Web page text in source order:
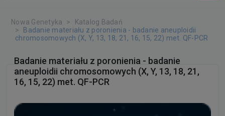
Nowa Genetyka
Katalog Badań
Badanie materiału z poronienia - badanie aneuploidii
chromosomowych (X, Y, 13, 18, 21, 16, 15, 22) met. QF-PCR
Badanie materiału z poronienia - badanie
aneuploidii chromosomowych (X, Y, 13, 18, 21,
16, 15, 22) met. QF-PCR